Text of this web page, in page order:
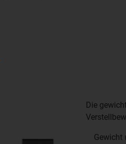
Die
Gewicht